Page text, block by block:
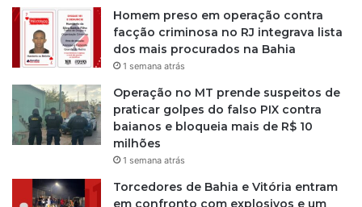
Homem preso em operação contra
facção criminosa no RJ integrava lista
dos mais procurados na Bahia
1 semana atrás
Operação no MT prende suspeitos de
praticar golpes do falso PIX contra
baianos e bloqueia mais de R$ 10
milhões
1 semana atrás
Torcedores de Bahia e Vitória entram
em confronto com explosivos e um